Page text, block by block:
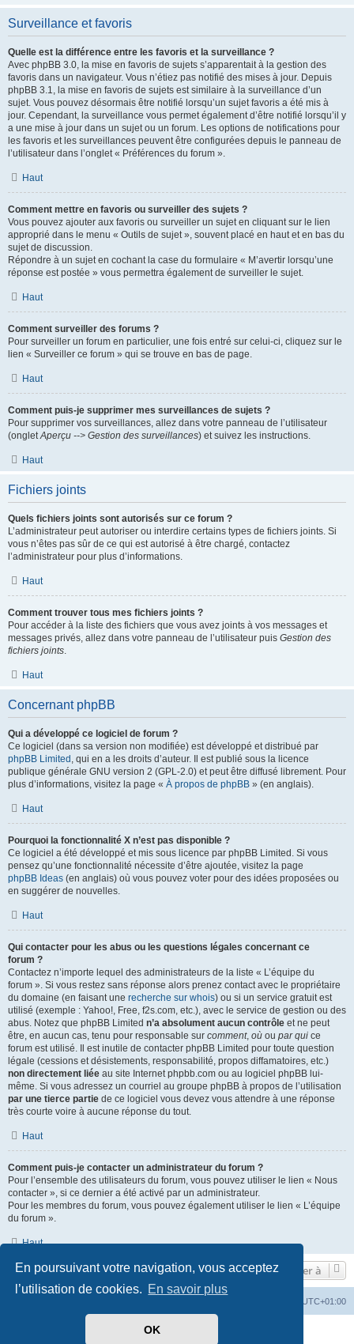
En poursuivant votre navigation, vous acceptez
l’utilisation de cookies. En savoir plus
OK
Surveillance et favoris
Quelle est la différence entre les favoris et la surveillance ?
Avec phpBB 3.0, la mise en favoris de sujets s’apparentait à la gestion des
favoris dans un navigateur. Vous n’étiez pas notifié des mises à jour. Depuis
phpBB 3.1, la mise en favoris de sujets est similaire à la surveillance d’un
sujet. Vous pouvez désormais être notifié lorsqu’un sujet favoris a été mis à
jour. Cependant, la surveillance vous permet également d’être notifié lorsqu’il y
a une mise à jour dans un sujet ou un forum. Les options de notifications pour
les favoris et les surveillances peuvent être configurées depuis le panneau de
l’utilisateur dans l’onglet « Préférences du forum ».
Haut
Comment mettre en favoris ou surveiller des sujets ?
Vous pouvez ajouter aux favoris ou surveiller un sujet en cliquant sur le lien
approprié dans le menu « Outils de sujet », souvent placé en haut et en bas du
sujet de discussion.
Répondre à un sujet en cochant la case du formulaire « M’avertir lorsqu’une
réponse est postée » vous permettra également de surveiller le sujet.
Haut
Comment surveiller des forums ?
Pour surveiller un forum en particulier, une fois entré sur celui-ci, cliquez sur le
lien « Surveiller ce forum » qui se trouve en bas de page.
Haut
Comment puis-je supprimer mes surveillances de sujets ?
Pour supprimer vos surveillances, allez dans votre panneau de l’utilisateur
(ongletAperçu --> Gestion des surveillances) et suivez les instructions.
Haut
Fichiers joints
Quels fichiers joints sont autorisés sur ce forum ?
L’administrateur peut autoriser ou interdire certains types de fichiers joints. Si
vous n’êtes pas sûr de ce qui est autorisé à être chargé, contactez
l’administrateur pour plus d’informations.
Haut
Comment trouver tous mes fichiers joints ?
Pour accéder à la liste des fichiers que vous avez joints à vos messages et
messages privés, allez dans votre panneau de l’utilisateur puis Gestion des
fichiers joints.
Haut
Concernant phpBB
Qui a développé ce logiciel de forum ?
Ce logiciel (dans sa version non modifiée) est développé et distribué par
phpBB Limited , qui en a les droits d’auteur. Il est publié sous la licence
publique générale GNU version 2 (GPL-2.0) et peut être diffusé librement. Pour
plus d’informations, visitez la page « À propos de phpBB » (en anglais).
Haut
Pourquoi la fonctionnalité X n’est pas disponible ?
Ce logiciel a été développé et mis sous licence par phpBB Limited. Si vous
pensez qu’une fonctionnalité nécessite d’être ajoutée, visitez la page
phpBB Ideas (en anglais) où vous pouvez voter pour des idées proposées ou
en suggérer de nouvelles.
Haut
Qui contacter pour les abus ou les questions légales concernant ce
forum ?
Contactez n’importe lequel des administrateurs de la liste « L’équipe du
forum ». Si vous restez sans réponse alors prenez contact avec le propriétaire
du domaine (en faisant une recherche sur whois) ou si un service gratuit est
utilisé (exemple : Yahoo!, Free, f2s.com, etc.), avec le service de gestion ou des
abus. Notez que phpBB Limited n’a absolument aucun contrôle et ne peut
être, en aucun cas, tenu pour responsable sur comment, où ou par qui ce
forum est utilisé. Il est inutile de contacter phpBB Limited pour toute question
légale (cessions et désistements, responsabilité, propos diffamatoires, etc.)
non directement liée au site Internet phpbb.com ou au logiciel phpBB lui-
même. Si vous adressez un courriel au groupe phpBB à propos de l’utilisation
par une tierce partie de ce logiciel vous devez vous attendre à une réponse
très courte voire à aucune réponse du tout.
Haut
Comment puis-je contacter un administrateur du forum ?
Pour l’ensemble des utilisateurs du forum, vous pouvez utiliser le lien « Nous
contacter », si ce dernier a été activé par un administrateur.
Pour les membres du forum, vous pouvez également utiliser le lien « L’équipe
du forum ».
Haut
Aller à
UTC+01:00
phpBB ® Forum Software © phpBB Limited